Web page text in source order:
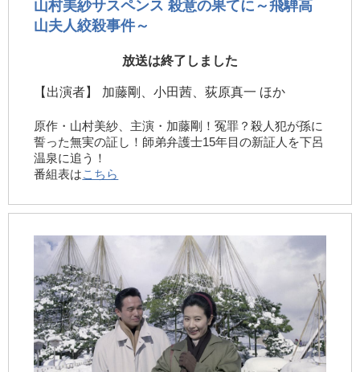
山村美紗サスペンス 殺意の果てに～飛騨高
山夫人絞殺事件～
放送は終了しました
【出演者】 加藤剛、小田茜、荻原真一 ほか
原作・山村美紗、主演・加藤剛！冤罪？殺人犯が孫に
誓った無実の証し！師弟弁護士15年目の新証人を下呂
温泉に追う！
番組表はこちら